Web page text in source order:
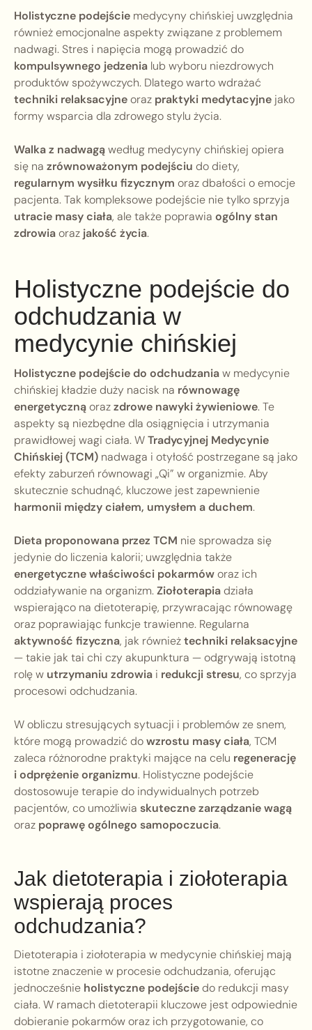
Holistyczne podejście medycyny chińskiej uwzględnia
również emocjonalne aspekty związane z problemem
nadwagi. Stres i napięcia mogą prowadzić do
kompulsywnego jedzenia lub wyboru niezdrowych
produktów spożywczych. Dlatego warto wdrażać
techniki relaksacyjneoraz praktyki medytacyjne jako
formy wsparcia dla zdrowego stylu życia.
Walka z nadwagąwedług medycyny chińskiej opiera
się na zrównoważonym podejściu do diety,
regularnym wysiłku fizycznym oraz dbałości o emocje
pacjenta. Tak kompleksowe podejście nie tylko sprzyja
utracie masy ciała, ale także poprawia ogólny stan
zdrowiaoraz jakość życia.
Holistyczne podejście do
odchudzania w
medycynie chińskiej
Holistyczne podejście do odchudzaniaw medycynie
chińskiej kładzie duży nacisk na równowagę
energetycznąorazzdrowe nawyki żywieniowe. Te
aspekty są niezbędne dla osiągnięcia i utrzymania
prawidłowej wagi ciała. WTradycyjnej Medycynie
Chińskiej (TCM) nadwaga i otyłość postrzegane są jako
efekty zaburzeń równowagi „Qi” w organizmie. Aby
skutecznie schudnąć, kluczowe jest zapewnienie
harmonii między ciałem, umysłem a duchem.
Dieta proponowana przez TCM nie sprowadza się
jedynie do liczenia kalorii; uwzględnia także
energetyczne właściwości pokarmóworaz ich
oddziaływanie na organizm.Ziołoterapiadziała
wspierająco na dietoterapię, przywracając równowagę
oraz poprawiając funkcje trawienne. Regularna
aktywność fizyczna, jak równieżtechniki relaksacyjne
— takie jak tai chi czy akupunktura — odgrywają istotną
rolę w utrzymaniu zdrowia i redukcji stresu, co sprzyja
procesowi odchudzania.
W obliczu stresujących sytuacji i problemów ze snem,
które mogą prowadzić dowzrostu masy ciała, TCM
zaleca różnorodne praktyki mające na celu regenerację
i odprężenie organizmu. Holistyczne podejście
dostosowuje terapie do indywidualnych potrzeb
pacjentów, co umożliwia skuteczne zarządzanie wagą
oraz poprawę ogólnego samopoczucia.
Jak dietoterapia i ziołoterapia
wspierają proces
odchudzania?
Dietoterapia i ziołoterapia w medycynie chińskiej mają
istotne znaczenie w procesie odchudzania, oferując
jednocześnie holistyczne podejściedo redukcji masy
ciała. W ramach dietoterapii kluczowe jest odpowiednie
dobieranie pokarmów oraz ich przygotowanie, co